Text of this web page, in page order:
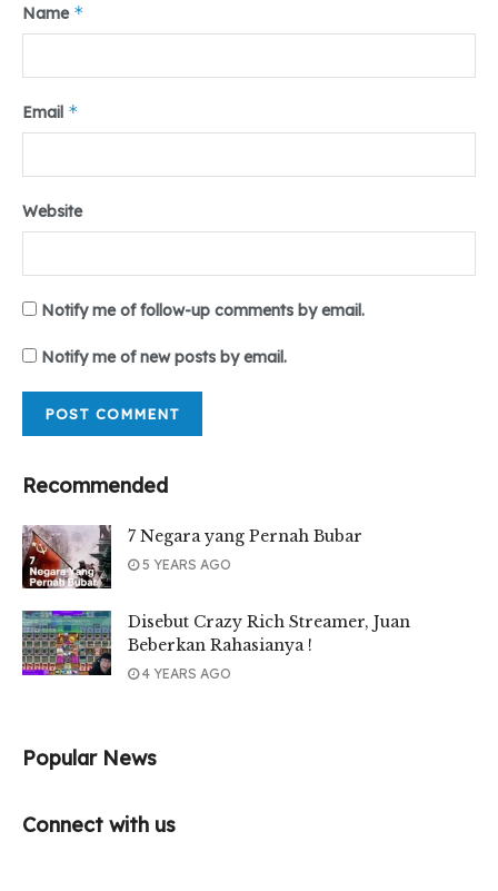
Name *
Email *
Website
Notify me of follow-up comments by email.
Notify me of new posts by email.
Recommended
7 Negara yang Pernah Bubar
5 YEARS AGO
Disebut Crazy Rich Streamer, Juan
Beberkan Rahasianya !
4 YEARS AGO
Popular News
Connect with us